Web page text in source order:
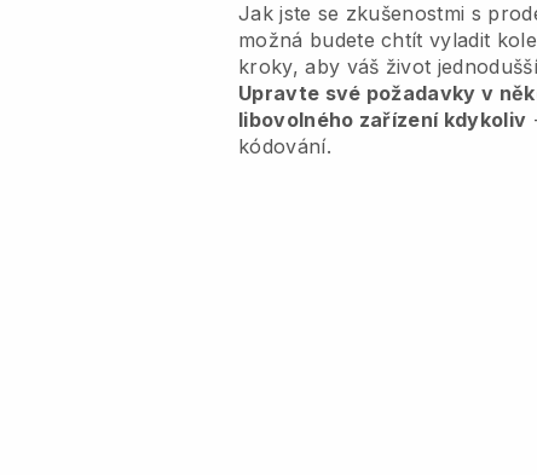
Jak jste se zkušenostmi s
možná budete chtít vyladit
kroky, aby váš život
Upravte své požadavky v
libovolného zařízení kdykoliv
kódování.